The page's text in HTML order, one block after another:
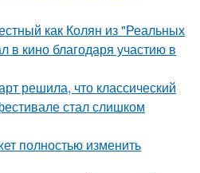
как Колян из "Реальных
в кино благодаря участию в
решила, что классический
стал слишком
полностью изменить